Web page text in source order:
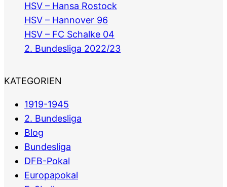
HSV – Hansa Rostock
HSV – Hannover 96
HSV – FC Schalke 04
2. Bundesliga 2022/23
KATEGORIEN
1919-1945
2. Bundesliga
Blog
Bundesliga
DFB-Pokal
Europapokal